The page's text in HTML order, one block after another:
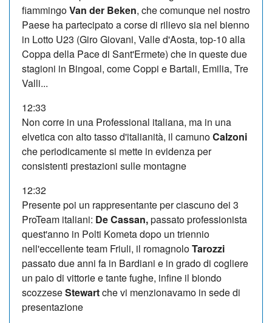
fiammingoVan der Beken, che comunque nel nostro
Paese ha partecipato a corse di rilievo sia nel bienno
in Lotto U23 (Giro Giovani, Valle d'Aosta, top-10 alla
Coppa della Pace di Sant'Ermete) che in queste due
stagioni in Bingoal, come Coppi e Bartali, Emilia, Tre
Valli...
12:33
Non corre in una Professional italiana, ma in una
elvetica con alto tasso d'italianità, il camunoCalzoni
che periodicamente si mette in evidenza per
consistenti prestazioni sulle montagne
12:32
Presente poi un rappresentante per ciascuno dei 3
ProTeam italiani: De Cassan,passato professionista
quest'anno in Polti Kometa dopo un triennio
nell'eccellente team Friuli, il romagnoloTarozzi
passato due anni fa in Bardiani e in grado di cogliere
un paio di vittorie e tante fughe, infine il biondo
scozzeseStewartche vi menzionavamo in sede di
presentazione